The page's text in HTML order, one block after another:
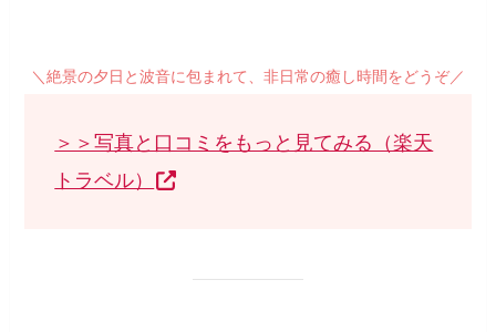
＼絶景の夕日と波音に包まれて、非日常の癒し時間をどうぞ／
＞＞写真と口コミをもっと見てみる（楽天
トラベル）